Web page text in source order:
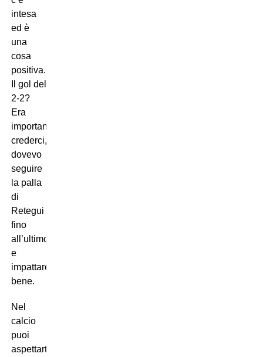
intesa
ed è
una
cosa
positiva.
Il gol del
2-2?
Era
importante
crederci,
dovevo
seguire
la palla
di
Retegui
fino
all’ultimo
e
impattare
bene.
Nel
calcio
puoi
aspettarti